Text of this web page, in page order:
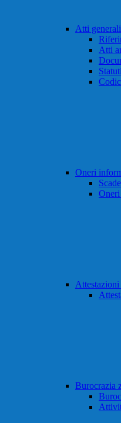
Atti generali
Atti
Oneri
Burocrazia